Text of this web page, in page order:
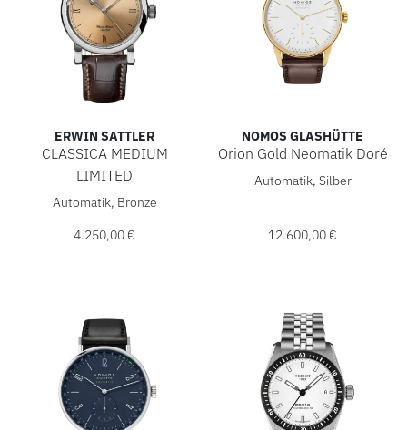
ERWIN SATTLER
CLASSICA MEDIUM
LIMITED
Erwin Sattler CLASSICA MEDIUM LIMITED, Ref: WRW-
Automatik, Bronze
4.250,00 €
NOMOS GLASHÜTTE
Orion Gold Neomatik Doré
NOMOS Glashütte Orion
Automatik, Silber
12.600,00 €